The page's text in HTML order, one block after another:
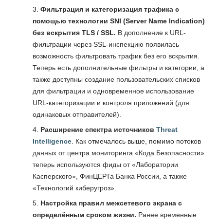
Фильтрация и категоризация трафика с
помощью технологии SNI (Server Name Indication)
без вскрытия TLS / SSL. В дополнение к URL-
фильтрации через SSL-инспекцию появилась
возможность фильтровать трафик без его вскрытия.
Теперь есть дополнительные фильтры и категории, а
также доступны создание пользовательских списков
для фильтрации и одновременное использование
URL-категоризации и контроля приложений (для
одинаковых отправителей).
Расширение спектра источников Threat
Intelligence. Как отмечалось выше, помимо потоков
данных от центра мониторинга «Кода Безопасности»
теперь используются фиды от «Лаборатории
Касперского», ФинЦЕРТа Банка России, а также
«Технологий киберугроз».
Настройка правил межсетевого экрана с
определённым сроком жизни. Ранее временные